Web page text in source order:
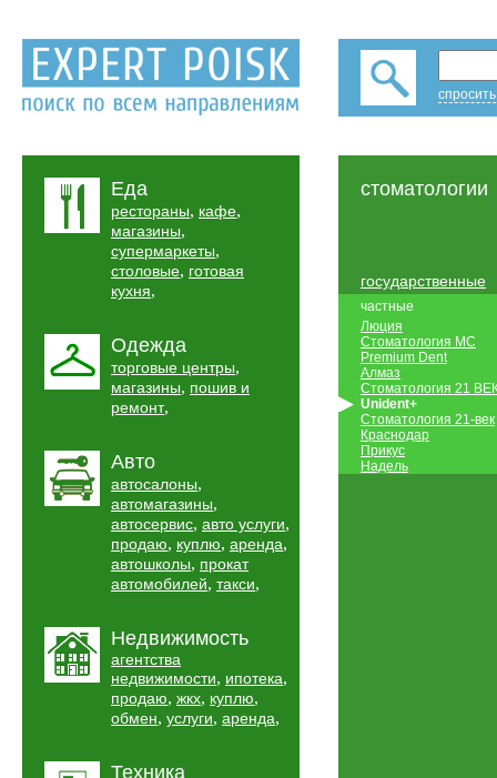
Еда
рестораны, кафе,
магазины,
супермаркеты,
столовые, готовая
кухня,
Одежда
торговые центры,
магазины, пошив и
ремонт,
Авто
автосалоны,
автомагазины,
автосервис, авто услуги,
продаю, куплю, аренда,
автошколы, прокат
автомобилей, такси,
Недвижимость
агентства
недвижимости, ипотека,
продаю, жкх, куплю,
обмен, услуги, аренда,
Техника
стоматологии
государственные
частные
Люция
Стоматология МС
Premium Dent
Алмаз
Стоматология 21
Unident+
Стоматология 21-век
Краснодар
Прикус
Надель